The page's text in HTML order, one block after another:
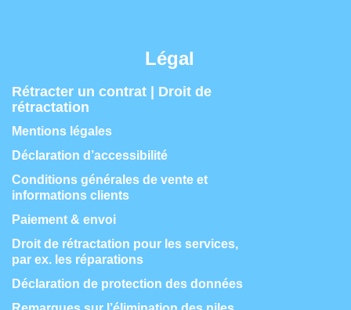
Légal
Rétracter un contrat | Droit de
rétractation
Mentions légales
Déclaration d’accessibilité
Conditions générales de vente et
informations clients
Paiement & envoi
Droit de rétractation pour les services,
par ex. les réparations
Déclaration de protection des données